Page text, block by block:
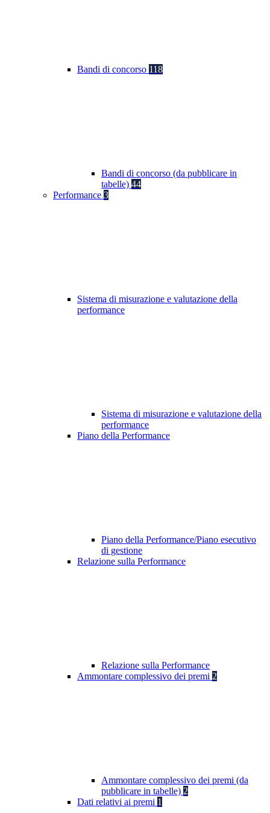
Bandi di concorso 118
Bandi di concorso (da pubblicare in
tabelle) 44
Performance 3
Sistema di misurazione e valutazione della
performance
Sistema di misurazione e valutazione della
performance
Piano della Performance
Piano della Performance/Piano esecutivo
di gestione
Relazione sulla Performance
Relazione sulla Performance
Ammontare complessivo dei premi 2
Ammontare complessivo dei premi (da
pubblicare in tabelle) 2
Dati relativi ai premi 1